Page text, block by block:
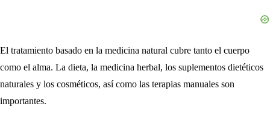
El tratamiento basado en la medicina natural cubre tanto el cuerpo
como el alma. La dieta, la medicina herbal, los suplementos dietéticos
naturales y los cosméticos, así como las terapias manuales son
importantes.